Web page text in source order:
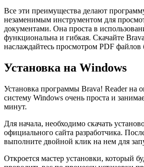
Все эти преимущества делают
незаменимым инструментом для
документами. Она проста в
функциональна и гибкая. Скачайте
наслаждайтесь просмотром PDF файлов
Установка на Windows
Установка программы Brava! Reader на
систему Windows очень проста и
минут.
Для начала, необходимо скачать
официального сайта разработчика.
выполните двойной клик на нем для
Откроется мастер установки, который